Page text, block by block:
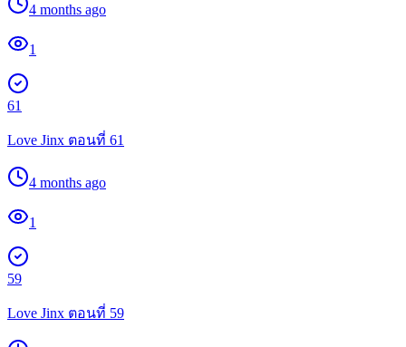
4 months ago
1
61
Love Jinx ตอนที่ 61
4 months ago
1
59
Love Jinx ตอนที่ 59